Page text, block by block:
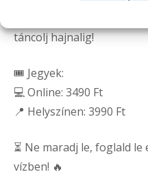
táncolj hajnalig!
🎟️ Jegyek:
💻 Online: 3490 Ft
📍 Helyszínen: 3990 Ft
⏳ Ne maradj le, foglald
vízben! 🔥